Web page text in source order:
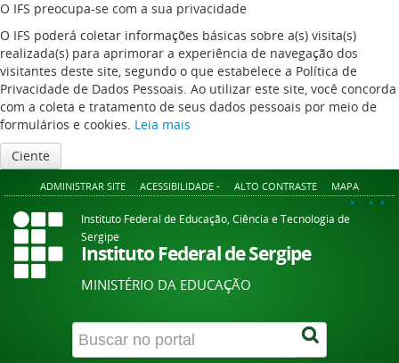
O IFS preocupa-se com a sua privacidade
O IFS poderá coletar informações básicas sobre a(s) visita(s)
realizada(s) para aprimorar a experiência de navegação dos
visitantes deste site, segundo o que estabelece a Política de
Privacidade de Dados Pessoais. Ao utilizar este site, você concorda
com a coleta e tratamento de seus dados pessoais por meio de
formulários e cookies. Leia mais
Ciente
ADMINISTRAR SITE ACESSIBILIDADE - ALTO CONTRASTE MAPA
A+ A A-
Instituto Federal de Educação, Ciência e Tecnologia de
Sergipe
Instituto Federal de Sergipe
MINISTÉRIO DA EDUCAÇÃO